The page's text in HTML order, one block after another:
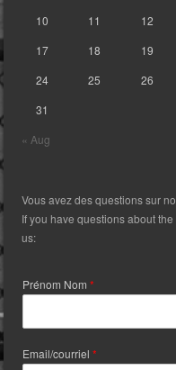
« Aug
10 11 12
17
18 19
24
25 26
31
Vous avez des questions sur
If you have questions about
us:
Prénom Nom*
Email/courriel*